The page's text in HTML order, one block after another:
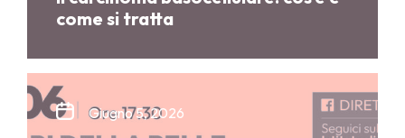
come si tratta
Giugno 5, 2026